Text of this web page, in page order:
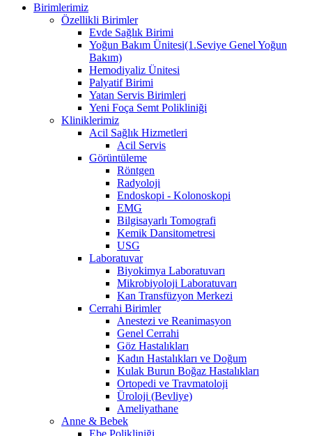
Birimlerimiz
Özellikli Birimler
Evde Sağlık Birimi
Yoğun Bakım Ünitesi(1.Seviye Genel Yoğun
Bakım)
Hemodiyaliz Ünitesi
Palyatif Birimi
Yatan Servis Birimleri
Yeni Foça Semt Polikliniği
Kliniklerimiz
Acil Sağlık Hizmetleri
Acil Servis
Görüntüleme
Röntgen
Radyoloji
Endoskopi - Kolonoskopi
EMG
Bilgisayarlı Tomografi
Kemik Dansitometresi
USG
Laboratuvar
Biyokimya Laboratuvarı
Mikrobiyoloji Laboratuvarı
Kan Transfüzyon Merkezi
Cerrahi Birimler
Anestezi ve Reanimasyon
Genel Cerrahi
Göz Hastalıkları
Kadın Hastalıkları ve Doğum
Kulak Burun Boğaz Hastalıkları
Ortopedi ve Travmatoloji
Üroloji (Bevliye)
Ameliyathane
Anne & Bebek
Ebe Polikliniği